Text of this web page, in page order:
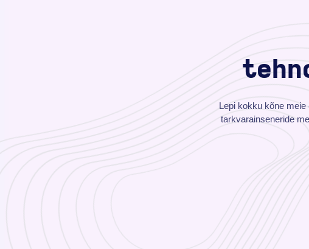
Lepi kokku kõne
tarkvarainseneride